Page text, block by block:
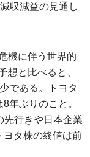
収減益の見通し
機に伴う世界的
想と比べると、
である。トヨタ
年ぶりのこと。
先行きや日本企業
ヨタ株の終値は前